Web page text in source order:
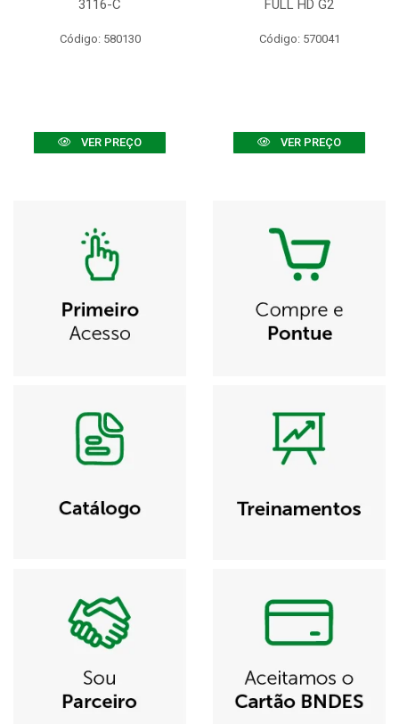
3116-C
Código: 580130
VER PREÇO
FULL HD G2
Código: 570041
VER PREÇO